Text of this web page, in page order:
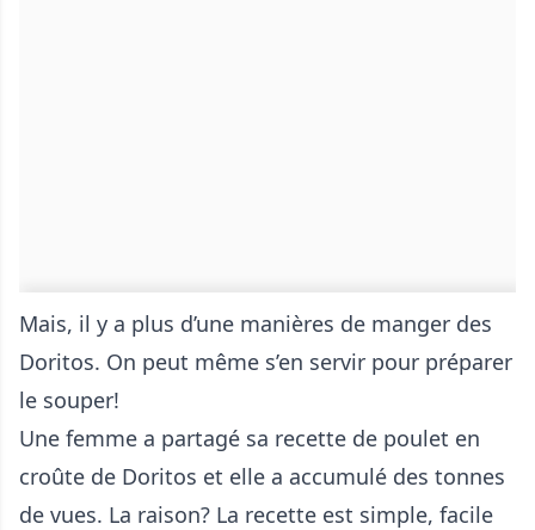
Mais, il y a plus d’une manières de manger des
Doritos. On peut même s’en servir pour préparer
le souper!
Une femme a partagé sa recette de poulet en
croûte de Doritos et elle a accumulé des tonnes
de vues. La raison? La recette est simple, facile